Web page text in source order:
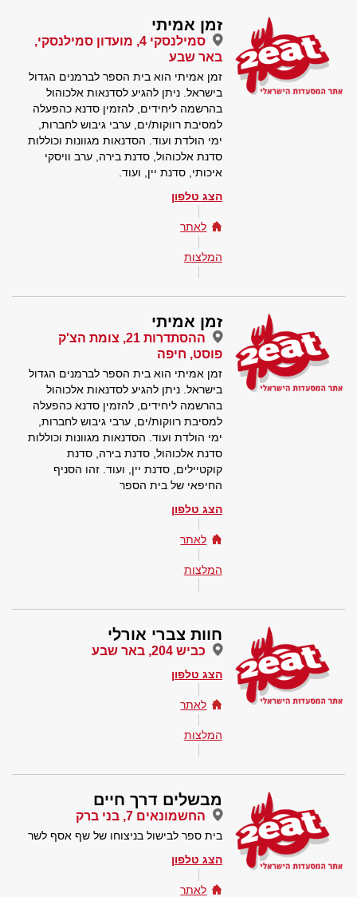
זמן אמיתי
סמילנסקי 4, מועדון סמילנסקי,
באר שבע
זמן אמיתי הוא בית הספר לברמנים הגדול
בישראל. ניתן להגיע לסדנאות אלכוהול
בהרשמה ליחידים, להזמין סדנא כהפעלה
למסיבת רווקות/ים, ערבי גיבוש לחברות,
ימי הולדת ועוד. הסדנאות מגוונות וכוללות
סדנת אלכוהול, סדנת בירה, ערב וויסקי
איכותי, סדנת יין, ועוד.
הצג טלפון
לאתר
המלצות
זמן אמיתי
ההסתדרות 21, צומת הצ'ק
פוסט, חיפה
זמן אמיתי הוא בית הספר לברמנים הגדול
בישראל. ניתן להגיע לסדנאות אלכוהול
בהרשמה ליחידים, להזמין סדנא כהפעלה
למסיבת רווקות/ים, ערבי גיבוש לחברות,
ימי הולדת ועוד. הסדנאות מגוונות וכוללות
סדנת אלכוהול, סדנת בירה, סדנת
קוקטיילים, סדנת יין, ועוד. זהו הסניף
החיפאי של בית הספר
הצג טלפון
לאתר
המלצות
חוות צברי אורלי
כביש 204, באר שבע
הצג טלפון
לאתר
המלצות
מבשלים דרך חיים
החשמונאים 7, בני ברק
בית ספר לבישול בניצוחו של שף אסף לשר
הצג טלפון
לאתר